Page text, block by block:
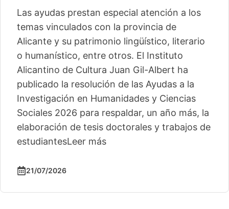
Las ayudas prestan especial atención a los
temas vinculados con la provincia de
Alicante y su patrimonio lingüístico, literario
o humanístico, entre otros. El Instituto
Alicantino de Cultura Juan Gil-Albert ha
publicado la resolución de las Ayudas a la
Investigación en Humanidades y Ciencias
Sociales 2026 para respaldar, un año más, la
elaboración de tesis doctorales y trabajos de
estudiantesLeer más
21/07/2026